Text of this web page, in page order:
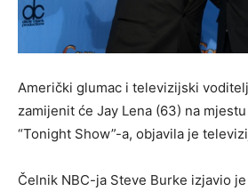
Američki glumac i televizijski
zamijenit će Jay Lena (63) na
“Tonight Show”-a, objavila je
Čelnik NBC-ja Steve Burke izjavio